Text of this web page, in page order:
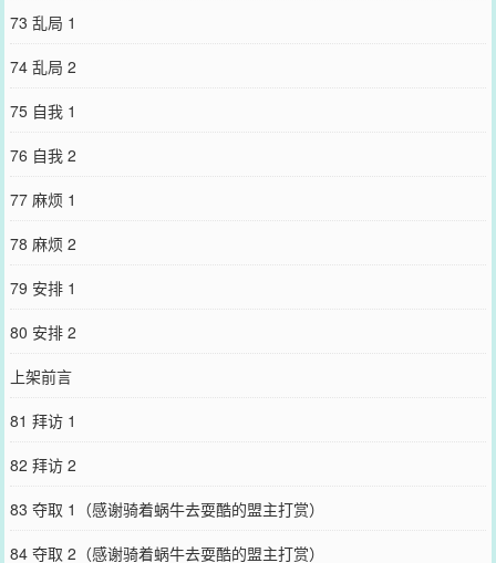
73 乱局 1
74 乱局 2
75 自我 1
76 自我 2
77 麻烦 1
78 麻烦 2
79 安排 1
80 安排 2
上架前言
81 拜访 1
82 拜访 2
83 夺取 1（感谢骑着蜗牛去耍酷的盟主打赏）
84 夺取 2（感谢骑着蜗牛去耍酷的盟主打赏）